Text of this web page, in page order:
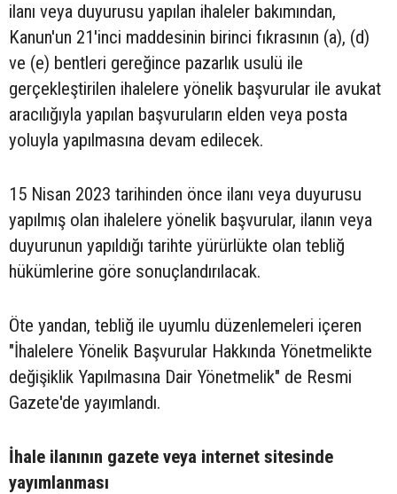
ilanı veya duyurusu yapılan ihaleler bakımından,
Kanun'un 21'inci maddesinin birinci fıkrasının (a), (d)
ve (e) bentleri gereğince pazarlık usulü ile
gerçekleştirilen ihalelere yönelik başvurular ile avukat
aracılığıyla yapılan başvuruların elden veya posta
yoluyla yapılmasına devam edilecek.
15 Nisan 2023 tarihinden önce ilanı veya duyurusu
yapılmış olan ihalelere yönelik başvurular, ilanın veya
duyurunun yapıldığı tarihte yürürlükte olan tebliğ
hükümlerine göre sonuçlandırılacak.
Öte yandan, tebliğ ile uyumlu düzenlemeleri içeren
"İhalelere Yönelik Başvurular Hakkında Yönetmelikte
değişiklik Yapılmasına Dair Yönetmelik" de Resmi
Gazete'de yayımlandı.
İhale ilanının gazete veya internet sitesinde
yayımlanması